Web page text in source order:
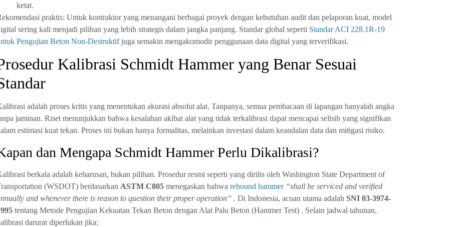
ketat.
praktis: Untuk kontraktor yang menangani berbagai proyek dengan kebutuhan audit dan pelaporan kuat, model
sering kali menjadi pilihan yang lebih strategis dalam jangka panjang. Standar global seperti Standar ACI 228.1R-19
Pengujian Beton Non-Destruktifjuga semakin mengakomodir penggunaan data digital yang terverifikasi.
Kalibrasi Schmidt Hammer yang Benar Sesuai
adalah proses kritis yang menentukan akurasi absolut alat. Tanpanya, semua pembacaan di lapangan hanyalah angka
jaminan. Riset menunjukkan bahwa kesalahan akibat alat yang tidak terkalibrasi dapat mencapai selisih yang signifikan
estimasi kuat tekan. Proses ini bukan hanya formalitas, melainkan investasi dalam keandalan data dan mitigasi risiko.
dan Mengapa Schmidt Hammer Perlu Dikalibrasi?
berkala adalah keharusan, bukan pilihan. Prosedur resmi seperti yang dirilis oleh Washington State Department of
(WSDOT) berdasarkan ASTM C805menegaskan bahwa rebound hammer “shall be serviced and verified
and whenever there is reason to question their proper operation” . Di Indonesia, acuan utama adalah SNI 03-3974-
tentang Metode Pengujian Kekuatan Tekan Beton dengan Alat Palu Beton (Hammer Test) . Selain jadwal tahunan,
darurat diperlukan jika: